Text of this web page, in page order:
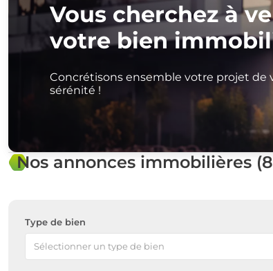
Vous cherchez à
votre bien
Concrétisons ensemble votre projet de
sérénité !
Nos annonces immobilières
Type de bien
Sélectionner un type de bien